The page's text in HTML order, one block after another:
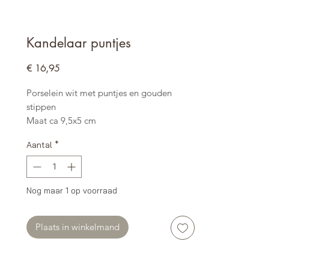
Kandelaar puntjes
€ 16,95Prijs
Porselein wit met puntjes en gouden
stippen
Maat ca 9,5x5 cm
Aantal *
Nog maar 1 op voorraad
Plaats in winkelmand